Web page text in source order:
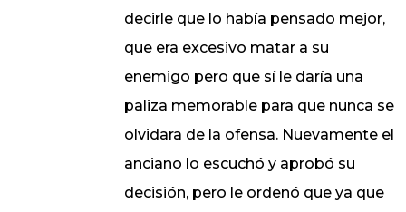
decirle que lo había pensado mejor,
que era excesivo matar a su
enemigo pero que sí le daría una
paliza memorable para que nunca se
olvidara de la ofensa. Nuevamente el
anciano lo escuchó y aprobó su
decisión, pero le ordenó que ya que